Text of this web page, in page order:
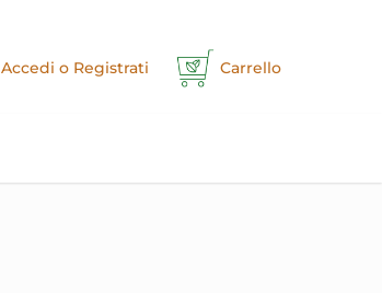
Accedi o Registrati Carrello